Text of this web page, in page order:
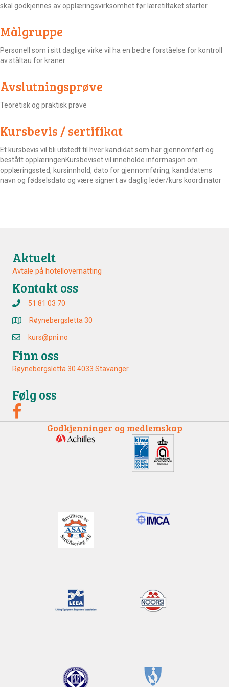
skal godkjennes av opplæringsvirksomhet før læretiltaket starter.
Målgruppe
Personell som i sitt daglige virke vil ha en bedre forståelse for kontroll
av ståltau for kraner
Avslutningsprøve
Teoretisk og praktisk prøve
Kursbevis / sertifikat
Et kursbevis vil bli utstedt til hver kandidat som har gjennomført og
bestått opplæringenKursbeviset vil inneholde informasjon om
opplæringssted, kursinnhold, dato for gjennomføring, kandidatens
navn og fødselsdato og være signert av daglig leder/kurs koordinator
Aktuelt
Avtale på hotellovernatting
Kontakt oss
51 81 03 70
Røynebergsletta 30
kurs@pni.no
Finn oss
Røynebergsletta 30 4033 Stavanger
Følg oss
Godkjenninger og medlemskap